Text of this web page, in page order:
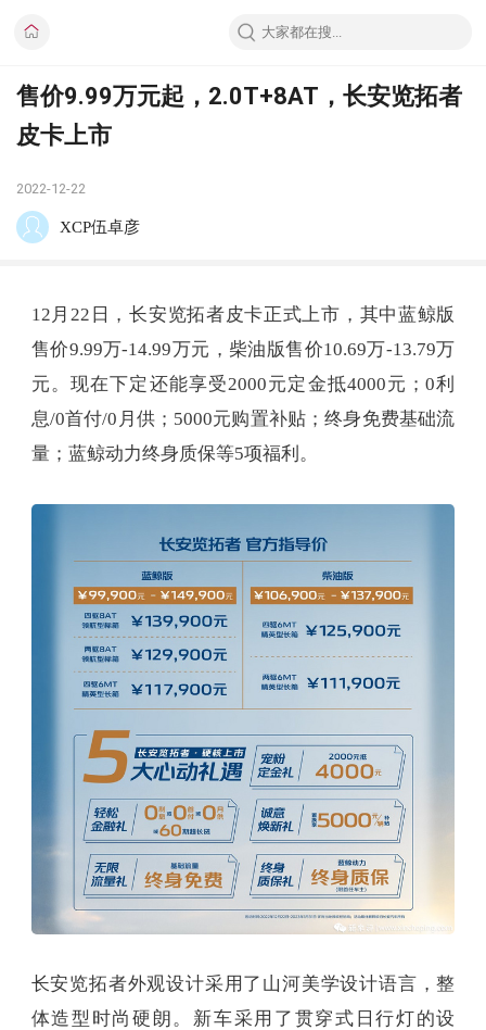
售价9.99万元起，2.0T+8AT，长安览拓者
皮卡上市
2022-12-22
XCP伍卓彦
12月22日，长安览拓者皮卡正式上市，其中蓝鲸版
售价9.99万-14.99万元，柴油版售价10.69万-13.79万
元。现在下定还能享受2000元定金抵4000元；0利
息/0首付/0月供；5000元购置补贴；终身免费基础流
量；蓝鲸动力终身质保等5项福利。
长安览拓者外观设计采用了山河美学设计语言，整
体造型时尚硬朗。新车采用了贯穿式日行灯的设